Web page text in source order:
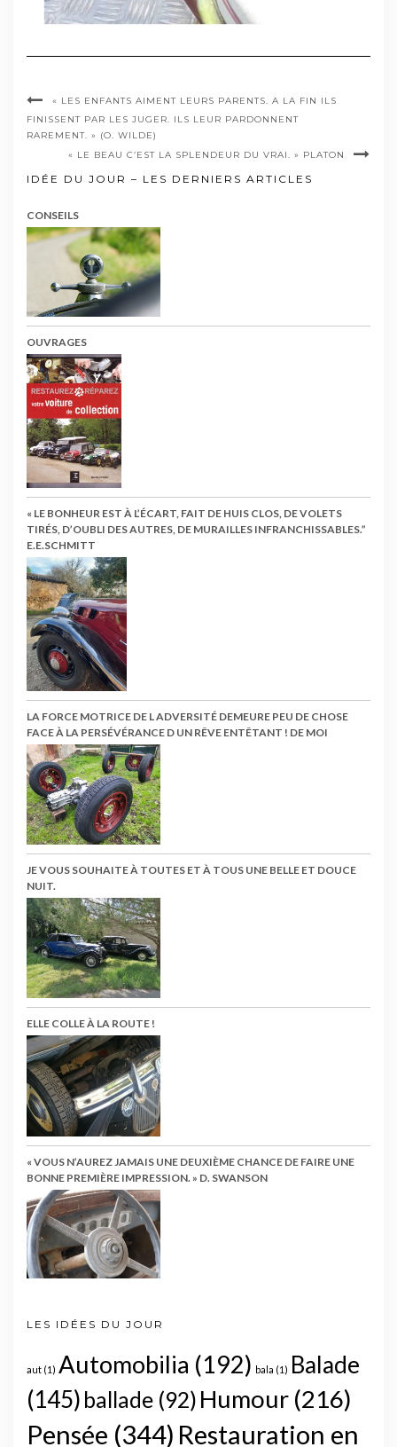
« LES ENFANTS AIMENT LEURS PARENTS. A LA FIN ILS
FINISSENT PAR LES JUGER. ILS LEUR PARDONNENT
RAREMENT. » (O. WILDE)
« LE BEAU C’EST LA SPLENDEUR DU VRAI. » PLATON
IDÉE DU JOUR – LES DERNIERS ARTICLES
CONSEILS
OUVRAGES
« LE BONHEUR EST À L’ÉCART, FAIT DE HUIS CLOS, DE VOLETS
TIRÉS, D’OUBLI DES AUTRES, DE MURAILLES INFRANCHISSABLES.”
E.E.SCHMITT
LA FORCE MOTRICE DE L ADVERSITÉ DEMEURE PEU DE CHOSE
FACE À LA PERSÉVÉRANCE D UN RÊVE ENTÊTANT ! DE MOI
JE VOUS SOUHAITE À TOUTES ET À TOUS UNE BELLE ET DOUCE
NUIT.
ELLE COLLE À LA ROUTE !
« VOUS N’AUREZ JAMAIS UNE DEUXIÈME CHANCE DE FAIRE UNE
BONNE PREMIÈRE IMPRESSION. » D. SWANSON
LES IDÉES DU JOUR
aut (1) Automobilia (192) bala (1) Balade
(145) ballade (92) Humour (216)
Pensée (344) Restauration en